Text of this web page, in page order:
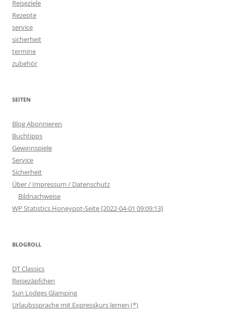
Reiseziele
Rezepte
service
sicherheit
termine
zubehör
SEITEN
Blog Abonnieren
Buchtipps
Gewinnspiele
Service
Sicherheit
Über / Impressum / Datenschutz
Bildnachweise
WP Statistics Honeypot-Seite [2022-04-01 09:09:13]
BLOGROLL
DT Classics
Reisezäpfchen
Sun Lodges Glamping
Urlaubssprache mit Expresskurs lernen (*)